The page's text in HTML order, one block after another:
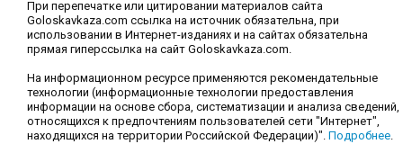
При перепечатке или цитировании материалов сайта
Goloskavkaza.com ссылка на источник обязательна, при
использовании в Интернет-изданиях и на сайтах обязательна
прямая гиперссылка на сайт Goloskavkaza.com.
На информационном ресурсе применяются рекомендательные
технологии (информационные технологии предоставления
информации на основе сбора, систематизации и анализа сведений,
относящихся к предпочтениям пользователей сети "Интернет",
находящихся на территории Российской Федерации)". Подробнее.